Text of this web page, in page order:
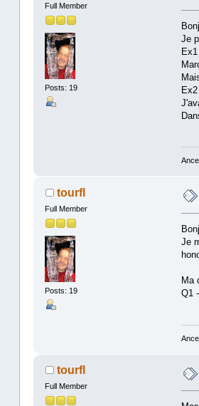
Full Member
Posts: 19
Je
tourfl
Full Member
Posts: 19
Je
Ma
Q1
tourfl
Full Member